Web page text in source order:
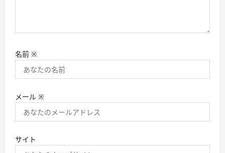
名前 ※
メール ※
サイト